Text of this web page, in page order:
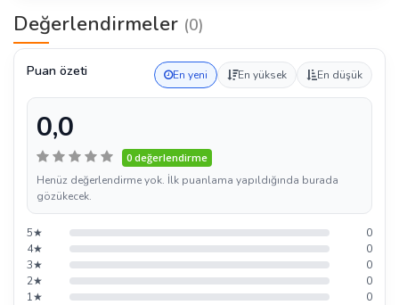
Değerlendirmeler (0)
Puan özeti En yeni En yüksek En düşük
0,0
0 değerlendirme
Henüz değerlendirme yok. İlk puanlama yapıldığında burada
gözükecek.
5★
0
4★
0
3★
0
2★
0
1★
0